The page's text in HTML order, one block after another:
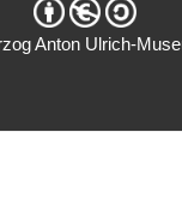
Anton Ulrich-